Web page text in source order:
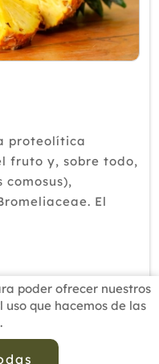
proteolítica
fruto y, sobre todo,
El
en comparación
poder ofrecer nuestros
que hacemos de las